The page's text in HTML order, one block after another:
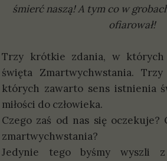
śmierć naszą! A tym co w
ofiarował!
Trzy krótkie zdania, w których
święta Zmartwychwstania.
których zawarto sens istnienia
miłości do człowieka.
Czego zaś od nas się oczekuje?
zmartwychwstania?
Jedynie tego byśmy wyszli z